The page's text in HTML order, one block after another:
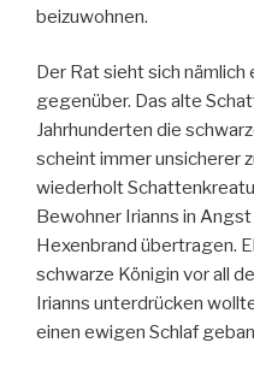
beizuwohnen.
Der Rat sieht sich
gegenüber. Das alte
Jahrhunderten die
scheint immer unsicherer
wiederholt
Bewohner Irianns in
Hexenbrand übertragen.
schwarze Königin vor all
Irianns unterdrücken
einen ewigen Schlaf